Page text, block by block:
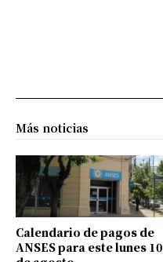
Más noticias
Calendario de pagos de
ANSES para este lunes 10